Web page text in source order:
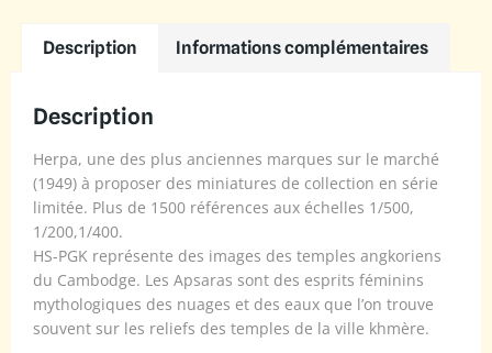
Description Informations complémentaires
Description
Herpa, une des plus anciennes marques sur le marché
(1949) à proposer des miniatures de collection en série
limitée. Plus de 1500 références aux échelles 1/500,
1/200,1/400.
HS-PGK représente des images des temples angkoriens
du Cambodge. Les Apsaras sont des esprits féminins
mythologiques des nuages et des eaux que l’on trouve
souvent sur les reliefs des temples de la ville khmère.